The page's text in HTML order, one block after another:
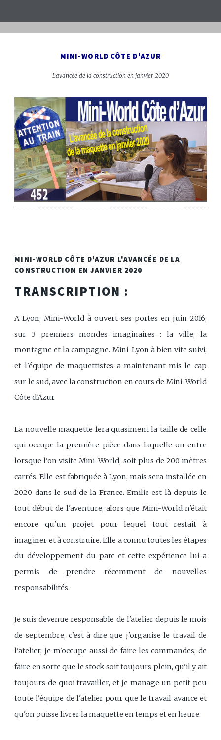
MINI-WORLD CÔTE D'AZUR
L'avancée de la construction en janvier 2020
MINI-WORLD CÔTE D'AZUR L'AVANCÉE DE LA
CONSTRUCTION EN JANVIER 2020
TRANSCRIPTION :
A Lyon, Mini-World à ouvert ses portes en juin 2016,
sur 3 premiers mondes imaginaires : la ville, la
montagne et la campagne. Mini-Lyon à bien vite suivi,
et l'équipe de maquettistes a maintenant mis le cap
sur le sud, avec la construction en cours de Mini-World
Côte d'Azur.
La nouvelle maquette fera quasiment la taille de celle
qui occupe la première pièce dans laquelle on entre
lorsque l'on visite Mini-World, soit plus de 200 mètres
carrés. Elle est fabriquée à Lyon, mais sera installée en
2020 dans le sud de la France. Emilie est là depuis le
tout début de l'aventure, alors que Mini-World n'était
encore qu'un projet pour lequel tout restait à
imaginer et à construire. Elle a connu toutes les étapes
du développement du parc et cette expérience lui a
permis de prendre récemment de nouvelles
responsabilités.
Je suis devenue responsable de l'atelier depuis le mois
de septembre, c'est à dire que j'organise le travail de
l'atelier, je m'occupe aussi de faire les commandes, de
faire en sorte que le stock soit toujours plein, qu'il y ait
toujours de quoi travailler, et je manage un petit peu
toute l'équipe de l'atelier pour que le travail avance et
qu'on puisse livrer la maquette en temps et en heure.